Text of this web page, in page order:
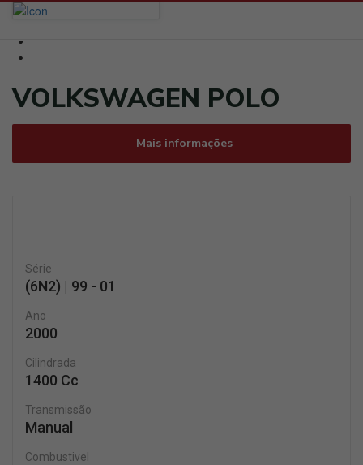
VOLKSWAGEN POLO
Mais informações
Série
(6N2) | 99 - 01
Ano
2000
Cilindrada
1400 Cc
Transmissão
Manual
Combustivel